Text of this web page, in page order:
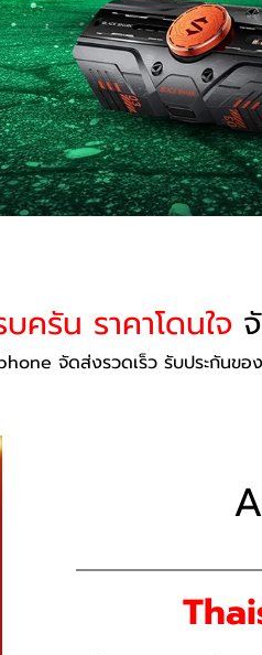
ครัน ราคาโดนใจ
จัดส่งรวดเร็ว รับประกันขอ